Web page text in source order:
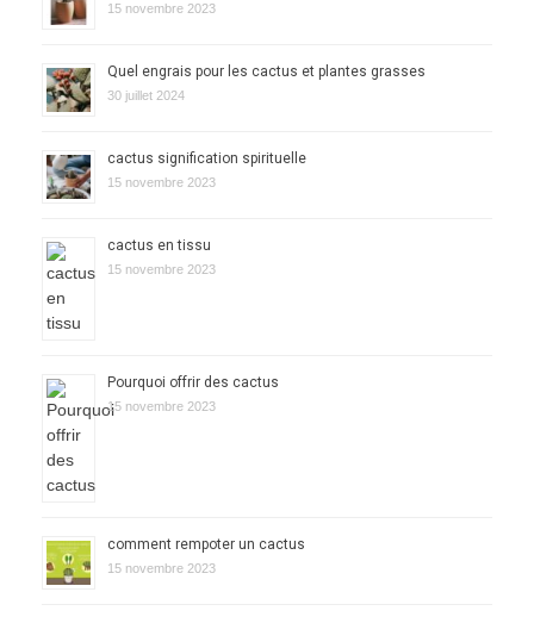
15 novembre 2023
Quel engrais pour les cactus et plantes grasses
30 juillet 2024
cactus signification spirituelle
15 novembre 2023
cactus en tissu
15 novembre 2023
Pourquoi offrir des cactus
15 novembre 2023
comment rempoter un cactus
15 novembre 2023